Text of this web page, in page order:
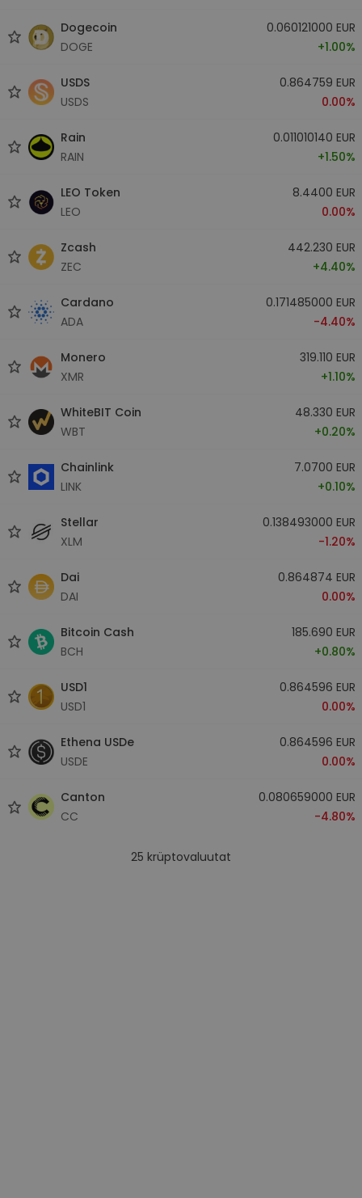
Dogecoin
DOGE
0.060121000 EUR
+1.00%
USDS
USDS
0.864759 EUR
0.00%
Rain
RAIN
0.011010140 EUR
+1.50%
LEO Token
LEO
8.4400 EUR
0.00%
Zcash
ZEC
442.230 EUR
+4.40%
Cardano
ADA
0.171485000 EUR
-4.40%
Monero
XMR
319.110 EUR
+1.10%
WhiteBIT Coin
WBT
48.330 EUR
+0.20%
Chainlink
LINK
7.0700 EUR
+0.10%
Stellar
XLM
0.138493000 EUR
-1.20%
Dai
DAI
0.864874 EUR
0.00%
Bitcoin Cash
BCH
185.690 EUR
+0.80%
USD1
USD1
0.864596 EUR
0.00%
Ethena USDe
USDE
0.864596 EUR
0.00%
Canton
CC
0.080659000 EUR
-4.80%
25 krüptovaluutat